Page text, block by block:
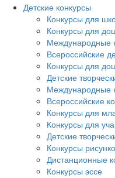
Детские конкурсы
Конкурсы для
Конкурсы для
Международные
Всероссийские
Конкурсы для
Детские
Международные
Всероссийские
Конкурсы для
Конкурсы для
Детские
Конкурсы
Дистанционные
Конкурсы эссе